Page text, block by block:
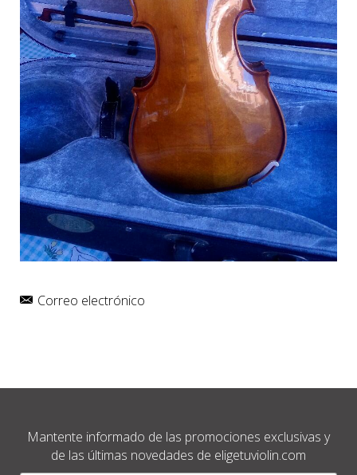
Correo electrónico
Mantente informado de las promociones exclusivas y
de las últimas novedades de eligetuviolin.com